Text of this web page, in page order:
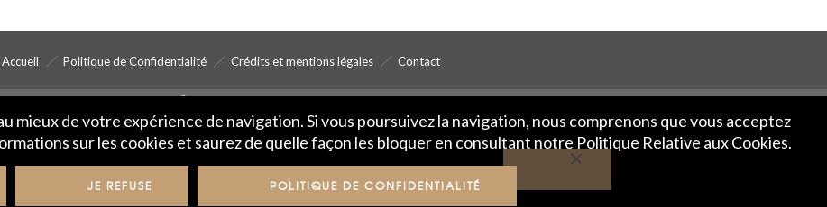
Accueil Politique de Confidentialité Crédits et mentions légales Contact
© IME 2017-2020
mieux de votre expérience de navigation. Si vous poursuivez la navigation, nous comprenons que vous acceptez
sur les cookies et saurez de quelle façon les bloquer en consultant notre Politique Relative aux Cookies.
JE REFUSE POLITIQUE DE CONFIDENTIALITÉ